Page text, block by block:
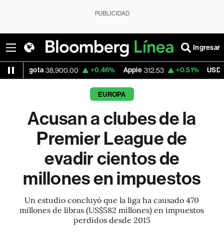
PUBLICIDAD
Ingresar
38,900.00 +0.46% Apple 312.53 +0.51% USD COP
EUROPA
Acusan a clubes de la
Premier League de
evadir cientos de
millones en impuestos
Un estudio concluyó que la liga ha causado 470
millones de libras (US$582 millones) en impuestos
perdidos desde 2015